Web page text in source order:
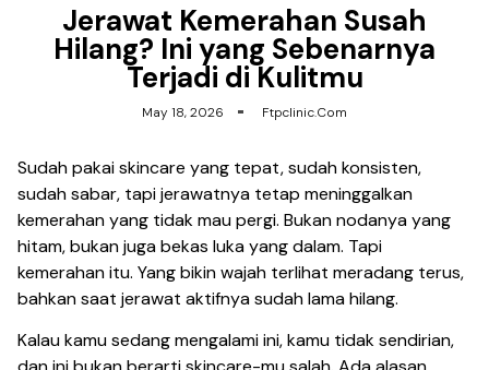
Jerawat Kemerahan Susah
Hilang? Ini yang Sebenarnya
Terjadi di Kulitmu
May 18, 2026 Ftpclinic.com
Sudah pakai skincare yang tepat, sudah konsisten,
sudah sabar, tapi jerawatnya tetap meninggalkan
kemerahan yang tidak mau pergi. Bukan nodanya yang
hitam, bukan juga bekas luka yang dalam. Tapi
kemerahan itu. Yang bikin wajah terlihat meradang terus,
bahkan saat jerawat aktifnya sudah lama hilang.
Kalau kamu sedang mengalami ini, kamu tidak sendirian,